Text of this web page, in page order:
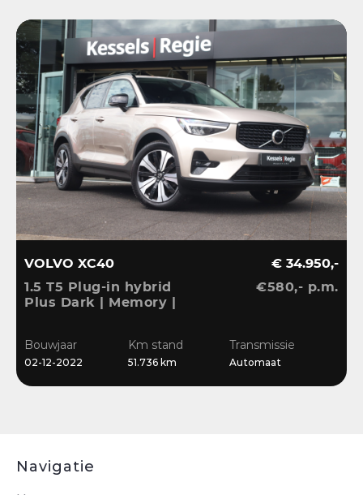
VOLVO XC40
1.5 T5 Plug-in hybrid
Plus Dark | Memory |
Stuur/Stoelverwarming
€ 34.950,-
€580,- p.m.
Bouwjaar
02-12-2022
Km stand
51.736 km
Transmissie
Automaat
Navigatie